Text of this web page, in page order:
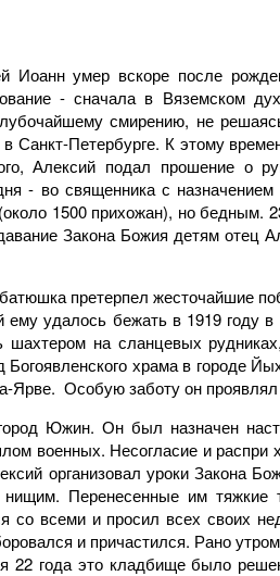
Иоанн умер вскоре после
- сначала в Вяземском
смирению, не
Петербурге. К этому
Алексий подал прошение о
- во священника с
1500 прихожан), но бедным.
Закона Божия детям отец
претерпел жесточайшие
удалось бежать в 1919 году
на сланцевых
храма в городе
Ярве. Особую заботу он
Южин. Он был назначен
военных. Несогласие и распри
организовал уроки Закона
Перенесенные им тяжкие
со всеми и просил всех своих
и причастился. Рано
22 года это кладбище было